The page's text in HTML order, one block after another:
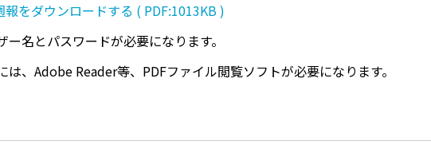
報をダウンロードする ( PDF:1013KB )
名とパスワードが必要になります。
、Adobe Reader等、PDFファイル閲覧ソフトが必要になります。